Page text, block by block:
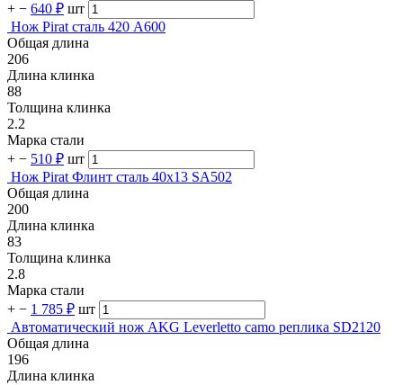
+ − 640 ₽ шт
Нож Pirat сталь 420 A600
Общая длина
206
Длина клинка
88
Толщина клинка
2.2
Марка стали
+ − 510 ₽ шт
Нож Pirat Флинт сталь 40х13 SA502
Общая длина
200
Длина клинка
83
Толщина клинка
2.8
Марка стали
+ − 1 785 ₽ шт
Автоматический нож AKG Leverlettо camo реплика SD2120
Общая длина
196
Длина клинка